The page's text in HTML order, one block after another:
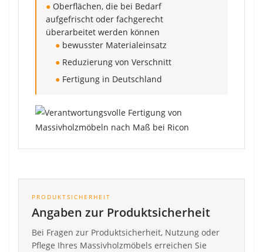
● Oberflächen, die bei Bedarf
aufgefrischt oder fachgerecht
überarbeitet werden können
● bewusster Materialeinsatz
● Reduzierung von Verschnitt
● Fertigung in Deutschland
PRODUKTSICHERHEIT
Angaben zur Produktsicherheit
Bei Fragen zur Produktsicherheit, Nutzung oder
Pflege Ihres Massivholzmöbels erreichen Sie